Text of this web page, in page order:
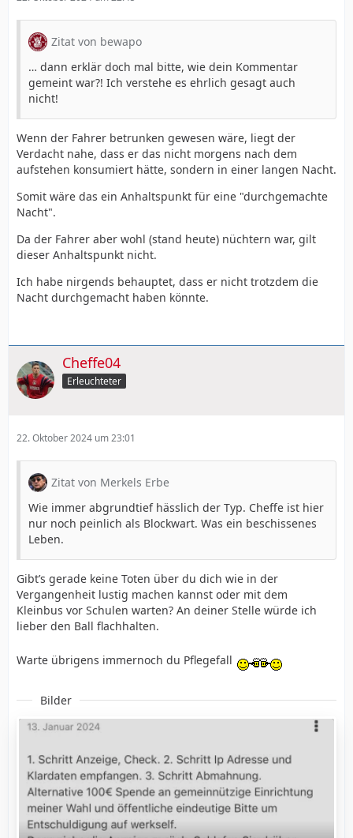
Zitat von bewapo
… dann erklär doch mal bitte, wie dein Kommentar
gemeint war?! Ich verstehe es ehrlich gesagt auch
nicht!
Wenn der Fahrer betrunken gewesen wäre, liegt der
Verdacht nahe, dass er das nicht morgens nach dem
aufstehen konsumiert hätte, sondern in einer langen Nacht.
Somit wäre das ein Anhaltspunkt für eine "durchgemachte
Nacht".
Da der Fahrer aber wohl (stand heute) nüchtern war, gilt
dieser Anhaltspunkt nicht.
Ich habe nirgends behauptet, dass er nicht trotzdem die
Nacht durchgemacht haben könnte.
Cheffe04
Erleuchteter
22. Oktober 2024 um 23:01
Zitat von Merkels Erbe
Wie immer abgrundtief hässlich der Typ. Cheffe ist hier
nur noch peinlich als Blockwart. Was ein beschissenes
Leben.
Gibt’s gerade keine Toten über du dich wie in der
Vergangenheit lustig machen kannst oder mit dem
Kleinbus vor Schulen warten? An deiner Stelle würde ich
lieber den Ball flachhalten.
Warte übrigens immernoch du Pflegefall
Bilder